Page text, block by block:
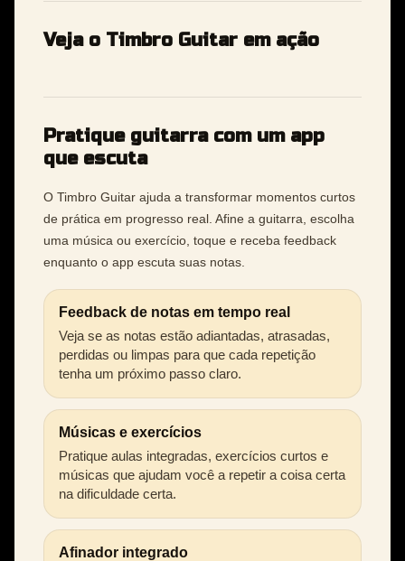
Veja o Timbro Guitar em ação
Pratique guitarra com um app
que escuta
O Timbro Guitar ajuda a transformar momentos curtos
de prática em progresso real. Afine a guitarra, escolha
uma música ou exercício, toque e receba feedback
enquanto o app escuta suas notas.
Feedback de notas em tempo real
Veja se as notas estão adiantadas, atrasadas,
perdidas ou limpas para que cada repetição
tenha um próximo passo claro.
Músicas e exercícios
Pratique aulas integradas, exercícios curtos e
músicas que ajudam você a repetir a coisa certa
na dificuldade certa.
Afinador integrado